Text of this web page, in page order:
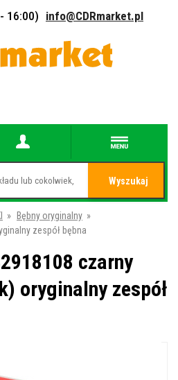
16:00) info@CDRmarket.pl
Wyszukaj
» Bębny oryginalny »
zespół bębna
czarny
oryginalny zespół